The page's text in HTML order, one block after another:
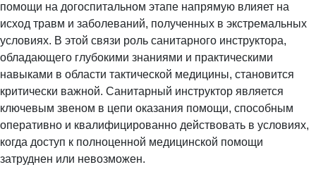
помощи на догоспитальном этапе напрямую влияет на
исход травм и заболеваний, полученных в экстремальных
условиях. В этой связи роль санитарного инструктора,
обладающего глубокими знаниями и практическими
навыками в области тактической медицины, становится
критически важной. Санитарный инструктор является
ключевым звеном в цепи оказания помощи, способным
оперативно и квалифицированно действовать в условиях,
когда доступ к полноценной медицинской помощи
затруднен или невозможен.